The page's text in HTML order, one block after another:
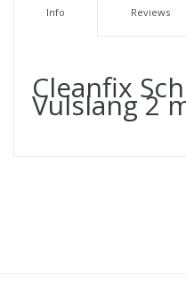
Info Reviews
Cleanfix
Vulslang 2